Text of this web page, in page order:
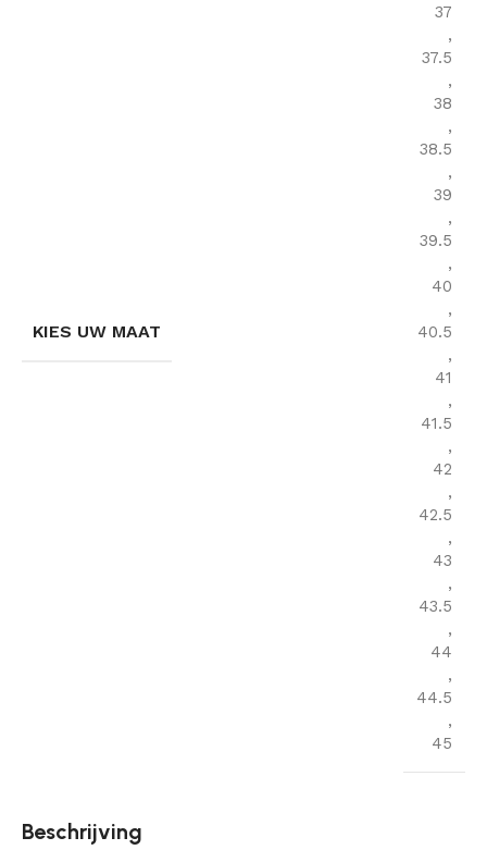
KIES UW MAAT
37
,
37.5
,
38
,
38.5
,
39
,
39.5
,
40
,
40.5
,
41
,
41.5
,
42
,
42.5
,
43
,
43.5
,
44
,
44.5
,
45
Beschrijving